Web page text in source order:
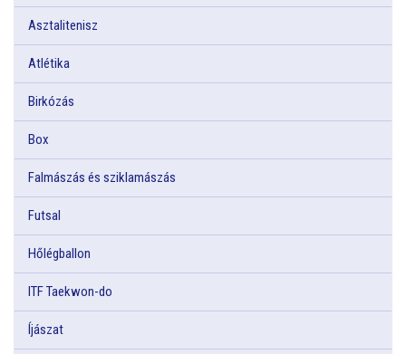
Asztalitenisz
Atlétika
Birkózás
Box
Falmászás és sziklamászás
Futsal
Hőlégballon
ITF Taekwon-do
Íjászat